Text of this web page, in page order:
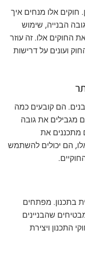
חוקים אלו מנחים איך
הבנייה, שימוש
אלו. זה עוזר
ועונים על דרישות
הם קובעים כמה
מגבילים את גובה
מתכננים את
הם יכולים להשתמש
בתכנון. מפתחים
שהבניינים
התכנון ויצירת